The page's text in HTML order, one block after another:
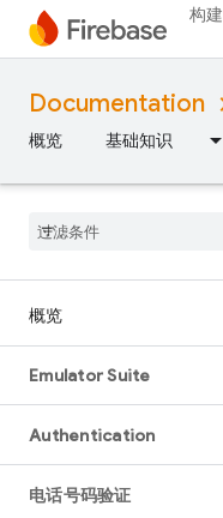
构建
Documentation
概览 基础知识
概览
Emulator Suite
Authentication
电话号码验证